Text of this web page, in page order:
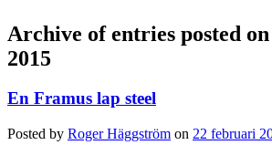
Archive of entries posted on
2015
En Framus lap steel
Posted by Roger Häggström on 22 februari